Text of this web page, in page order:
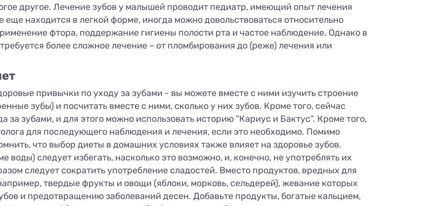
другое. Лечение зубов у малышей проводит педиатр, имеющий опыт лечения
еще находится в легкой форме, иногда можно довольствоваться относительно
фтора, поддержание гигиены полости рта и частое наблюдение. Однако в
более сложное лечение – от пломбирования до (реже) лечения или
привычки по уходу за зубами - вы можете вместе с ними изучить строение
зубы) и посчитать вместе с ними, сколько у них зубов. Кроме того, сейчас
за зубами, и для этого можно использовать историю “Кариус и Бактус”. Кроме того,
для последующего наблюдения и лечения, если это необходимо. Помимо
что выбор диеты в домашних условиях также влияет на здоровье зубов.
следует избегать, насколько это возможно, и, конечно, не употреблять их
следует сократить употребление сладостей. Вместо продуктов, вредных для
твердые фрукты и овощи (яблоки, морковь, сельдерей), жевание которых
и предотвращению заболеваний десен. Добавьте продукты, богатые кальцием,